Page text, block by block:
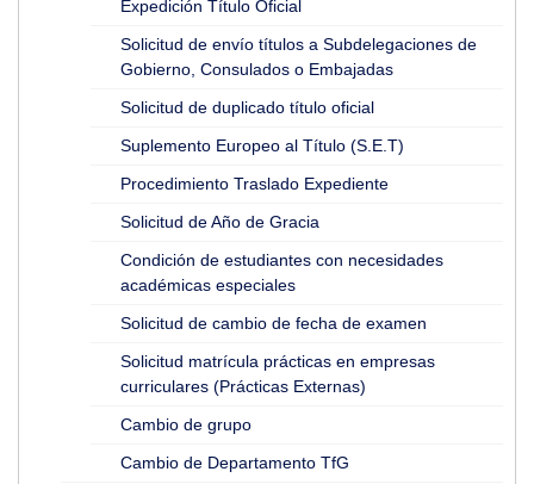
Expedición Título Oficial
Solicitud de envío títulos a Subdelegaciones de
Gobierno, Consulados o Embajadas
Solicitud de duplicado título oficial
Suplemento Europeo al Título (S.E.T)
Procedimiento Traslado Expediente
Solicitud de Año de Gracia
Condición de estudiantes con necesidades
académicas especiales
Solicitud de cambio de fecha de examen
Solicitud matrícula prácticas en empresas
curriculares (Prácticas Externas)
Cambio de grupo
Cambio de Departamento TfG